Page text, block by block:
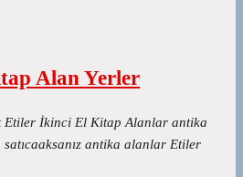
Alan Yerler
Etiler İkinci El Kitap Alanlar antika
satıcaaksanız antika alanlar Etiler